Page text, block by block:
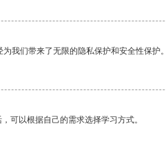
我们带来了无限的隐私保护和安全性保护
可以根据自己的需求选择学习方式。